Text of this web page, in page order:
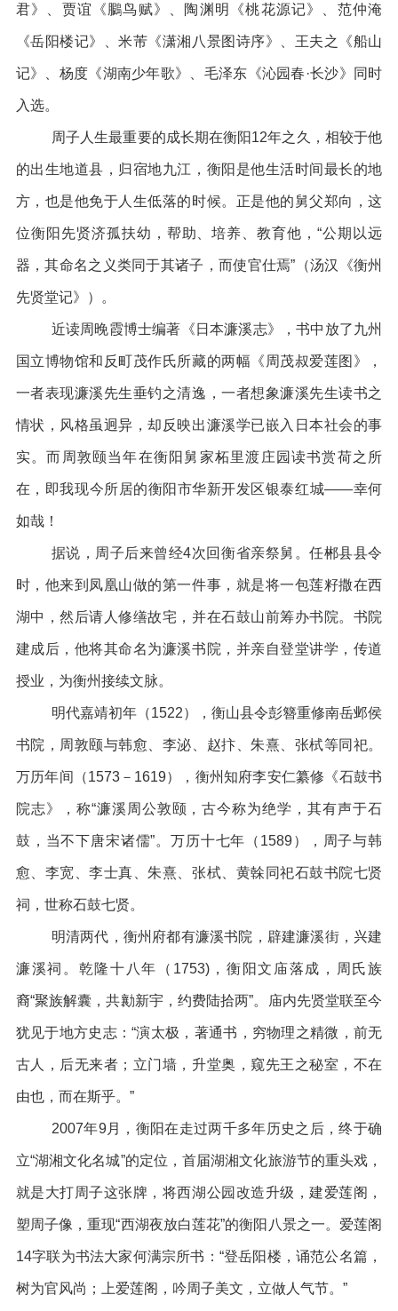
君》、贾谊《鵩鸟赋》、陶渊明《桃花源记》、范仲淹
《岳阳楼记》、米芾《潇湘八景图诗序》、王夫之《船山
记》、杨度《湖南少年歌》、毛泽东《沁园春·长沙》同时
入选。
周子人生最重要的成长期在衡阳12年之久，相较于他
的出生地道县，归宿地九江，衡阳是他生活时间最长的地
方，也是他免于人生低落的时候。正是他的舅父郑向，这
位衡阳先贤济孤扶幼，帮助、培养、教育他，“公期以远
器，其命名之义类同于其诸子，而使官仕焉”（汤汉《衡州
先贤堂记》）。
近读周晚霞博士编著《日本濂溪志》，书中放了九州
国立博物馆和反町茂作氏所藏的两幅《周茂叔爱莲图》，
一者表现濂溪先生垂钓之清逸，一者想象濂溪先生读书之
情状，风格虽迥异，却反映出濂溪学已嵌入日本社会的事
实。而周敦颐当年在衡阳舅家柘里渡庄园读书赏荷之所
在，即我现今所居的衡阳市华新开发区银泰红城——幸何
如哉！
据说，周子后来曾经4次回衡省亲祭舅。任郴县县令
时，他来到凤凰山做的第一件事，就是将一包莲籽撒在西
湖中，然后请人修缮故宅，并在石鼓山前筹办书院。书院
建成后，他将其命名为濂溪书院，并亲自登堂讲学，传道
授业，为衡州接续文脉。
明代嘉靖初年（1522），衡山县令彭簪重修南岳邺侯
书院，周敦颐与韩愈、李泌、赵抃、朱熹、张栻等同祀。
万历年间（1573－1619），衡州知府李安仁纂修《石鼓书
院志》，称“濂溪周公敦颐，古今称为绝学，其有声于石
鼓，当不下唐宋诸儒”。万历十七年（1589），周子与韩
愈、李宽、李士真、朱熹、张栻、黄榦同祀石鼓书院七贤
祠，世称石鼓七贤。
明清两代，衡州府都有濂溪书院，辟建濂溪街，兴建
濂溪祠。乾隆十八年（1753)，衡阳文庙落成，周氏族
裔“聚族解囊，共勷新宇，约费陆拾两”。庙内先贤堂联至今
犹见于地方史志：“演太极，著通书，穷物理之精微，前无
古人，后无来者；立门墙，升堂奥，窥先王之秘室，不在
由也，而在斯乎。”
2007年9月，衡阳在走过两千多年历史之后，终于确
立“湖湘文化名城”的定位，首届湖湘文化旅游节的重头戏，
就是大打周子这张牌，将西湖公园改造升级，建爱莲阁，
塑周子像，重现“西湖夜放白莲花”的衡阳八景之一。爱莲阁
14字联为书法大家何满宗所书：“登岳阳楼，诵范公名篇，
树为官风尚；上爱莲阁，吟周子美文，立做人气节。”